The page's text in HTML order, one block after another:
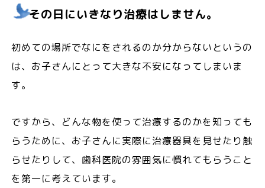
その日にいきなり治療はしません。
初めての場所でなにをされるのか分からないというの
は、お子さんにとって大きな不安になってしまいま
す。
ですから、どんな物を使って治療するのかを知っても
らうために、お子さんに実際に治療器具を見せたり触
らせたりして、歯科医院の雰囲気に慣れてもらうこと
を第一に考えています。